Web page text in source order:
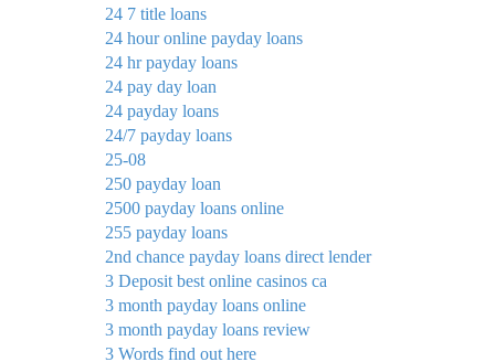
24 7 title loans
24 hour online payday loans
24 hr payday loans
24 pay day loan
24 payday loans
24/7 payday loans
25-08
250 payday loan
2500 payday loans online
255 payday loans
2nd chance payday loans direct lender
3 Deposit best online casinos ca
3 month payday loans online
3 month payday loans review
3 Words find out here